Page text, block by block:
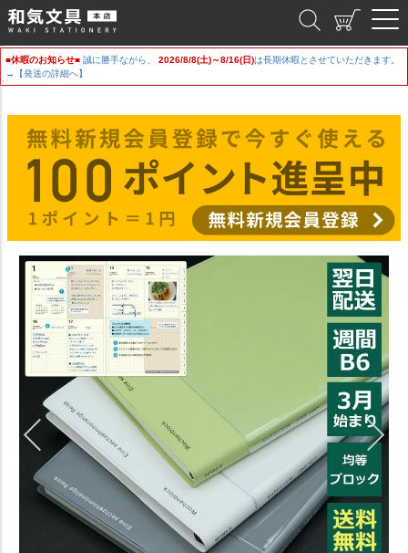
■休暇のお知らせ■ 誠に勝手ながら、 2026/8/8(土)～8/16(日)は長期休暇とさせていただきます。
→【発送の詳細へ】